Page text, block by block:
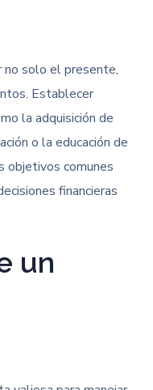
no solo el presente,
Establecer
la adquisición de
o la educación de
objetivos comunes
financieras
un